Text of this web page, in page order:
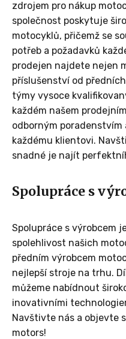
zdrojem pro nákup
společnost poskytuje
motocyklů, přičemž se
potřeb a požadavků
prodejen najdete nejen
příslušenství od
týmy vysoce
každém našem
odborným poradenstvím
každému klientovi.
snadné je najít
Spolupráce s
Spolupráce s výrobcem
spolehlivost našich
předním výrobcem
nejlepší stroje na trhu.
můžeme nabídnout
inovativními
Navštivte nás a objevte
motors!